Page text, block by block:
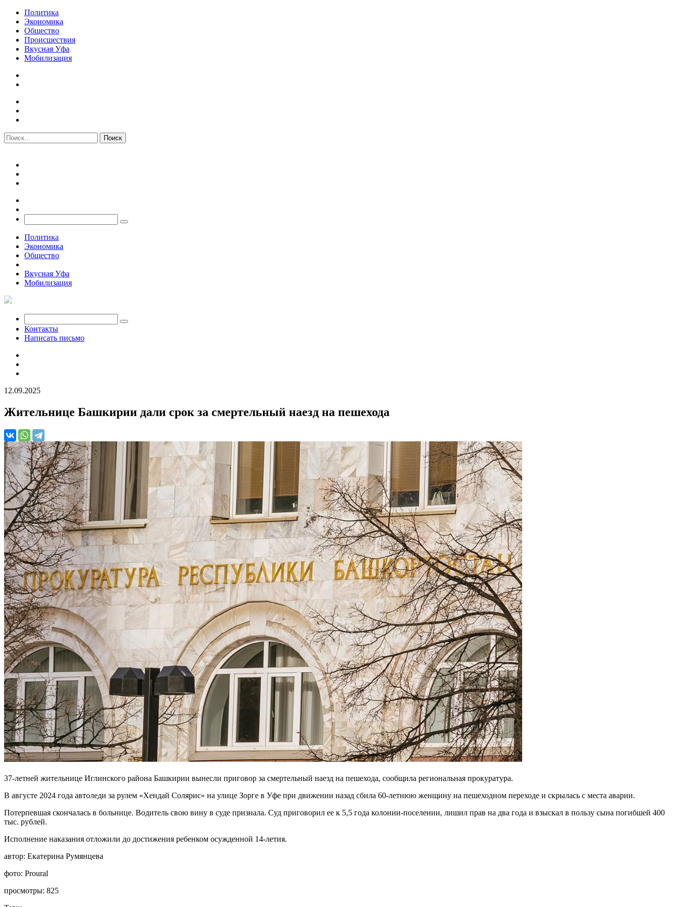
Политика
Экономика
Общество
Происшествия
Вкусная Уфа
Мобилизация
Политика
Экономика
Общество
Вкусная Уфа
Мобилизация
Контакты
Написать письмо
12.09.2025
Жительнице Башкирии дали срок за смертельный наезд на пешехода
37-летней жительнице Иглинского района Башкирии вынесли приговор за смертельный наезд на пешехода, сообщила региональная прокуратура.
В августе 2024 года автоледи за рулем «Хендай Солярис» на улице Зорге в Уфе при движении назад сбила 60-летнюю женщину на пешеходном переходе и скрылась с места аварии.
Потерпевшая скончалась в больнице. Водитель свою вину в суде признала. Суд приговорил ее к 5,5 года колонии-поселении, лишил прав на два года и взыскал в пользу сына погибшей 400
тыс. рублей.
Исполнение наказания отложили до достижения ребенком осужденной 14-летия.
автор: Екатерина Румянцева
фото: Proural
просмотры: 825